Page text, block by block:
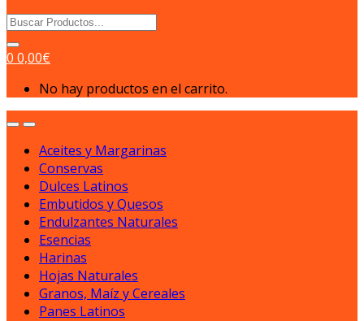
Search
for:
0 0,00€
No hay productos en el carrito.
Aceites y Margarinas
Conservas
Dulces Latinos
Embutidos y Quesos
Endulzantes Naturales
Esencias
Harinas
Hojas Naturales
Granos, Maíz y Cereales
Panes Latinos